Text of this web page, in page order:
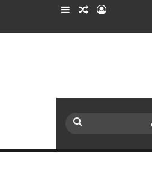
ورود نوشته تصادفی